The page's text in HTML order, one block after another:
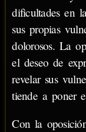
dificultades en
sus propias
dolorosos. La
el deseo de
revelar sus
tiende a poner
Con la